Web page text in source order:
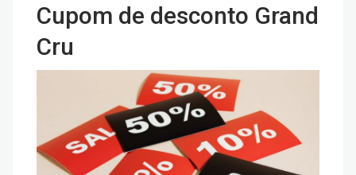
Cupom de desconto Grand
Cru